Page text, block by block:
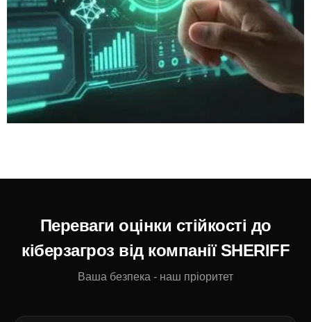
Переваги оцінки стійкості до
кіберзагроз від компанії SHERIFF
Ваша безпека - наш пріоритет